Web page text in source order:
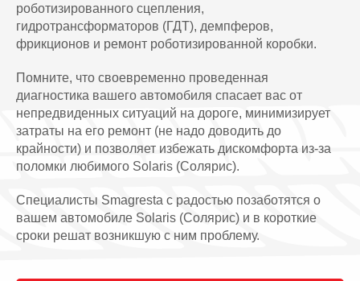
роботизированного сцепления,
гидротрансформаторов (ГДТ), демпферов,
фрикционов и ремонт роботизированной коробки.
Помните, что своевременно проведенная
диагностика вашего автомобиля спасает вас от
непредвиденных ситуаций на дороге, минимизирует
затраты на его ремонт (не надо доводить до
крайности) и позволяет избежать дискомфорта из-за
поломки любимого Solaris (Солярис).
Специалисты Smagresta с радостью позаботятся о
вашем автомобиле Solaris (Солярис) и в короткие
сроки решат возникшую с ним проблему.